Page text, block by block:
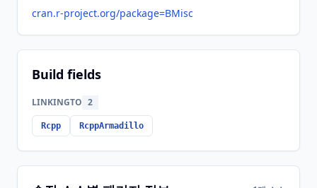
cran.r-project.org/package=BMisc
Build fields
LINKINGTO 2
Rcpp RcppArmadillo